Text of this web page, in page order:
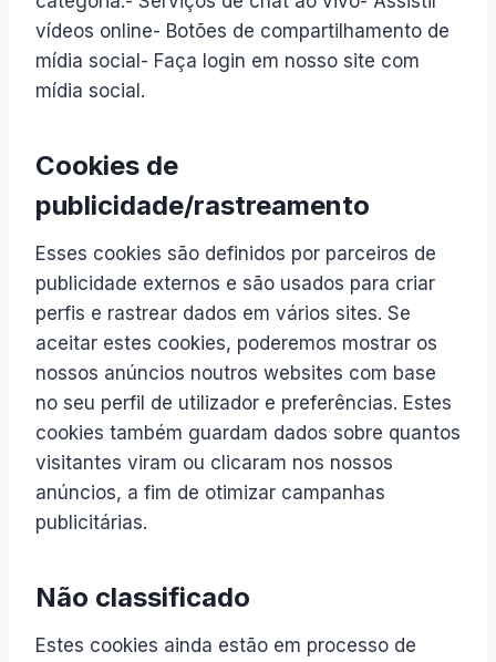
vídeos online- Botões de compartilhamento de
mídia social- Faça login em nosso site com
mídia social.
Cookies de
publicidade/rastreamento
Esses cookies são definidos por parceiros de
publicidade externos e são usados ​​para criar
perfis e rastrear dados em vários sites. Se
aceitar estes cookies, poderemos mostrar os
nossos anúncios noutros websites com base
no seu perfil de utilizador e preferências. Estes
cookies também guardam dados sobre quantos
visitantes viram ou clicaram nos nossos
anúncios, a fim de otimizar campanhas
publicitárias.
Não classificado
Estes cookies ainda estão em processo de